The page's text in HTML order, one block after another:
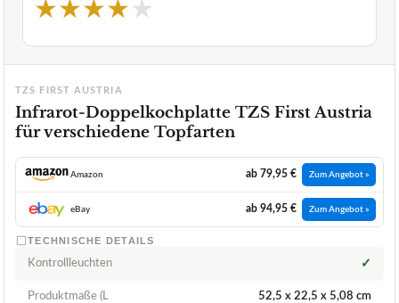
★★★★★
TZS FIRST AUSTRIA
Infrarot-Doppelkochplatte TZS First Austria
für verschiedene Topfarten
Amazon ab 79,95 € Zum Angebot »
eBay ab 94,95 € Zum Angebot »
TECHNISCHE DETAILS
Kontrollleuchten ✓
Produktmaße (L 52,5 x 22,5 x 5,08 cm